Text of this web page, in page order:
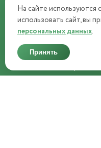
На сайте используются
использовать сайт, вы
персональных данных.
Принять